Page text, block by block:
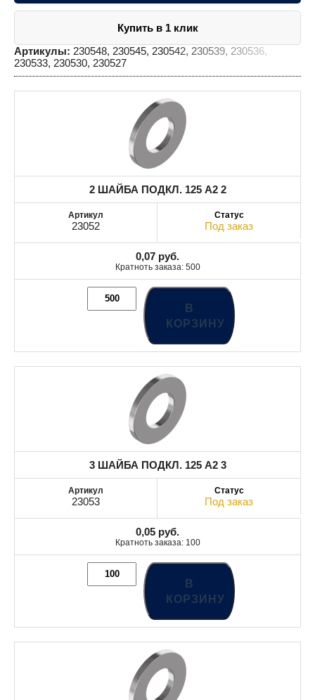
Купить в 1 клик
Артикулы: 230548, 230545, 230542, 230539, 230536,
230533, 230530, 230527
2 ШАЙБА ПОДКЛ. 125 A2 2
23052 Под заказ
0,07 руб.
Кратноть заказа: 500
В
КОРЗИНУ
3 ШАЙБА ПОДКЛ. 125 A2 3
23053 Под заказ
0,05 руб.
Кратноть заказа: 100
В
КОРЗИНУ